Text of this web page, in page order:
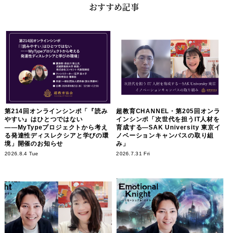
おすすめ記事
第214回オンラインシンポ「『読み
やすい』はひとつではない
――MyTypeプロジェクトから考え
る発達性ディスレクシアと学びの環
境」開催のお知らせ
2026.8.4 Tue
超教育CHANNEL・第205回オンラ
インシンポ「次世代を担うIT人材を
育成する―SAK University 東京イ
ノベーションキャンパスの取り組
み」
2026.7.31 Fri